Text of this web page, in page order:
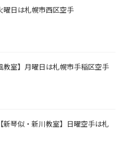
曜日は札幌市西区空手
教室】月曜日は札幌市手稲区空手
新琴似・新川教室】日曜空手は札